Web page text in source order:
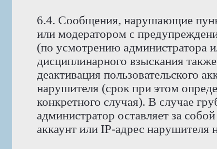
6.4. Сообщения, нарушающие
или модератором с
(по усмотрению администратора
дисциплинарного взыскания
деактивация пользовательского
нарушителя (срок при этом
конкретного случая). В случае
администратор оставляет за
аккаунт или IP-адрес нарушителя